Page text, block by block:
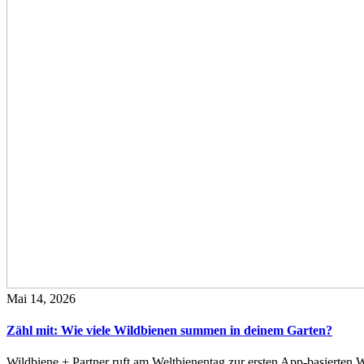
Mai 14, 2026
Zähl mit: Wie viele Wildbienen summen in deinem Garten?